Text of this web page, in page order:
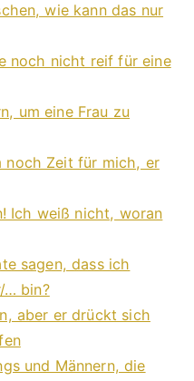
wie kann das nur
noch nicht reif für eine
um eine Frau zu
noch Zeit für mich, er
Ich weiß nicht, woran
sagen, dass ich
… bin?
aber er drückt sich
und Männern, die